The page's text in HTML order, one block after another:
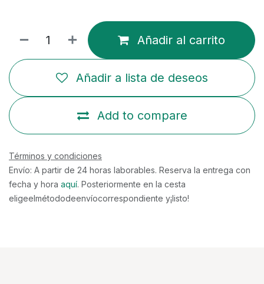
Añadir al carrito
Add to compare
Añadir a lista de deseos
Términos y condiciones
Envío: A partir de 24 horas laborables. Reserva la entrega con
fecha y hora aquí. Posteriormente en la cesta
eligeelmétododeenvíocorrespondiente y¡listo!